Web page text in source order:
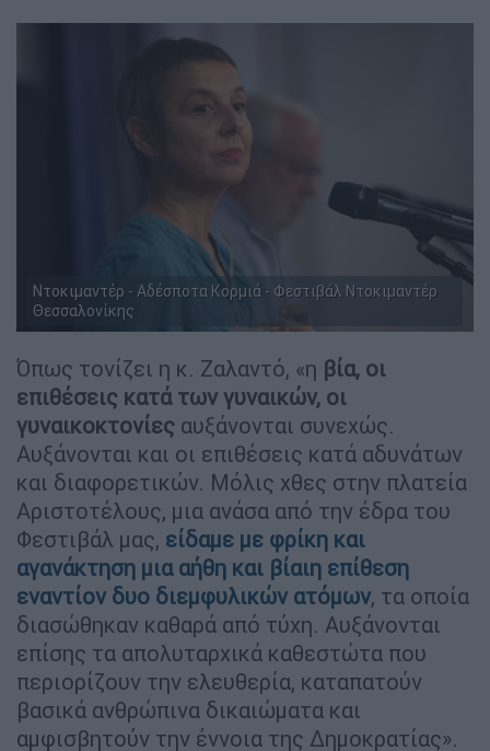
Ντοκιμαντέρ - Αδέσποτα Κορμιά - Φεστιβάλ Ντοκιμαντέρ
Θεσσαλονίκης
Όπως τονίζει η κ. Ζαλαντό, «η βία, οι
επιθέσεις κατά των γυναικών, οι
γυναικοκτονίες αυξάνονται συνεχώς.
Αυξάνονται και οι επιθέσεις κατά αδυνάτων
και διαφορετικών. Μόλις χθες στην πλατεία
Αριστοτέλους, μια ανάσα από την έδρα του
Φεστιβάλ μας, είδαμε με φρίκη και
αγανάκτηση μια αήθη και βίαιη επίθεση
εναντίον δυο διεμφυλικών ατόμων, τα οποία
διασώθηκαν καθαρά από τύχη. Αυξάνονται
επίσης τα απολυταρχικά καθεστώτα που
περιορίζουν την ελευθερία, καταπατούν
βασικά ανθρώπινα δικαιώματα και
αμφισβητούν την έννοια της Δημοκρατίας».